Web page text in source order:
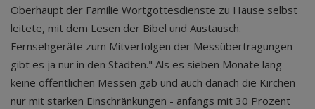
Oberhaupt der Familie Wortgottesdienste zu Hause selbst
leitete, mit dem Lesen der Bibel und Austausch.
Fernsehgeräte zum Mitverfolgen der Messübertragungen
gibt es ja nur in den Städten." Als es sieben Monate lang
keine öffentlichen Messen gab und auch danach die Kirchen
nur mit starken Einschränkungen - anfangs mit 30 Prozent